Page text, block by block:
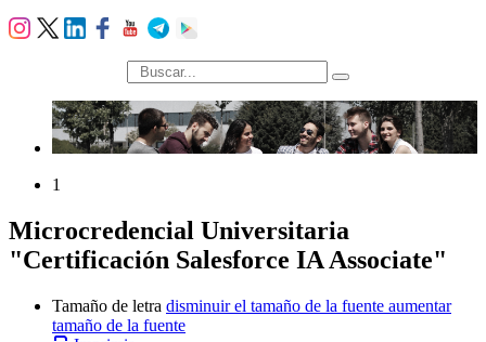
búsqueda
1
Microcredencial Universitaria
"Certificación Salesforce IA Associate"
Tamaño de letra disminuir el tamaño de la fuente aumentar
tamaño de la fuente